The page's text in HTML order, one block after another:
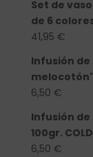
Set de
de 6
41,95 €
Infusión
melocotón"
6,50 €
Infusión
100gr.
6,50 €